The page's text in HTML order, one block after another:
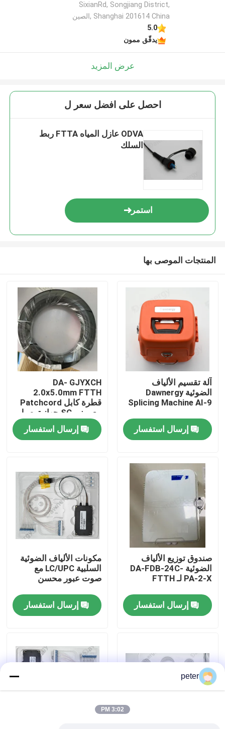
الصفحة الرئيسية
منتجات
أشرطة فيديو
معلومات عنا
جولة في المعمل
مراقبة الجودة
أخبار
حالات
SixianRd, Songjiang District,
Shanghai 201614 China ,الصين
5.0
يدقّق ممون
عرض المزيد
احصل على افضل سعر ل
ODVA عازل المياه FTTA ربط
السلك
استمر
المنتجات الموصى بها
آلة تقسيم الألياف
الضوئية Dawnergy
Splicing Machine AI-9
إرسال استفسار
DA- GJYXCH
2.0x5.0mm FTTH
قطرة كابل Patchcord
مع ميني SC جهاز توصيل
مضاد للماء والمتصل من
خلال الأنابيبإرسال استفسار
صندوق توزيع الألياف
الضوئية DA-FDB-24C-
PA-2-X لـ FTTH
إرسال استفسار
مكونات الألياف الضوئية
السلبية LC/UPC مع
صوت عبور محسن
إرسال استفسار
peter
3:02 PM